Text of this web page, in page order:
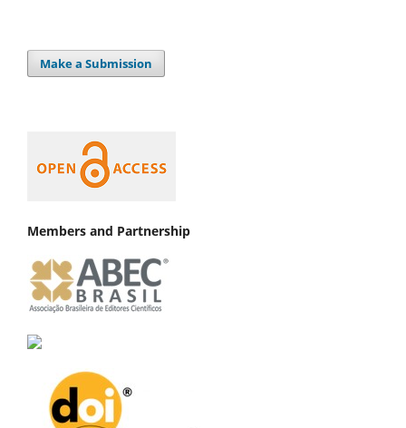
Make a Submission
Members and Partnership